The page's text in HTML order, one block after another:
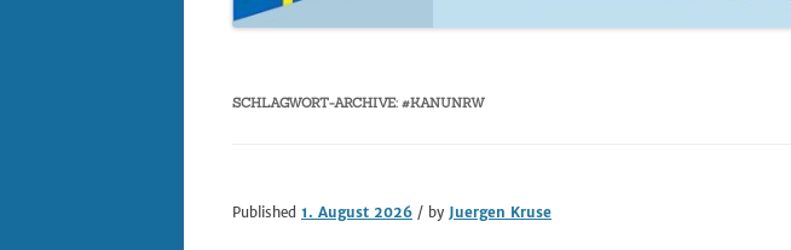
SCHLAGWORT-ARCHIVE: #KANUNRW
Published 1. August 2026 / by Juergen Kruse